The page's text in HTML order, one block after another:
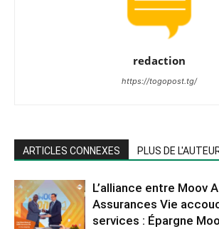
redaction
https://togopost.tg/
ARTICLES CONNEXES PLUS DE
L’alliance entre Moov
Assurances Vie
services : Épargne